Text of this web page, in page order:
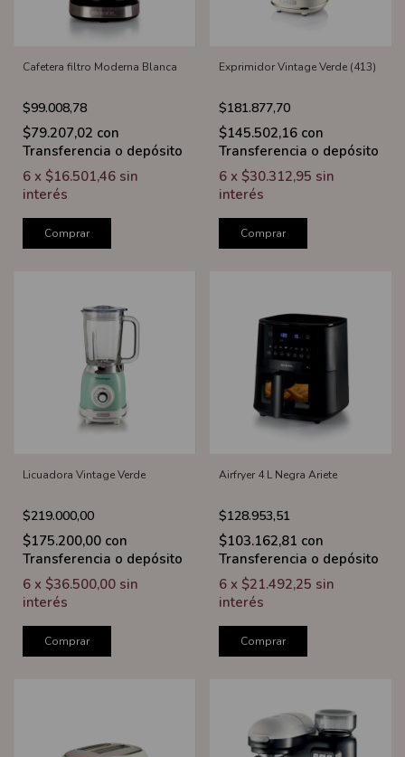
Cafetera filtro Moderna Blanca
$99.008,78
$79.207,02 con
Transferencia o depósito
6 x $16.501,46 sin
interés
Comprar
Exprimidor Vintage Verde (413)
$181.877,70
$145.502,16 con
Transferencia o depósito
6 x $30.312,95 sin
interés
Comprar
Licuadora Vintage Verde
$219.000,00
$175.200,00 con
Transferencia o depósito
6 x $36.500,00 sin
interés
Comprar
Airfryer 4 L Negra Ariete
$128.953,51
$103.162,81 con
Transferencia o depósito
6 x $21.492,25 sin
interés
Comprar